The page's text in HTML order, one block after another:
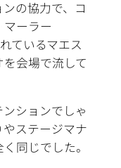
の協力で、コ
ーラー
ているマエス
会場で流して
ションでしゃ
ステージマナ
同じでした。